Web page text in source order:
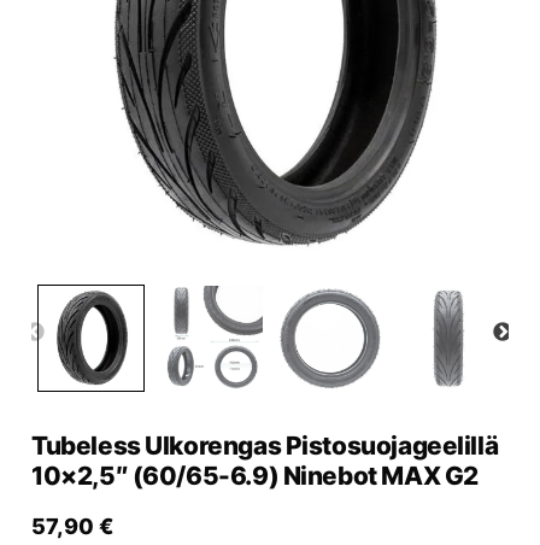
Lisävarusteet
Huoltopalvelu
Varaa huolto
Tubeless Ulkorengas Pistosuojageelillä
10×2,5″ (60/65-6.9) Ninebot MAX G2
57,90 €